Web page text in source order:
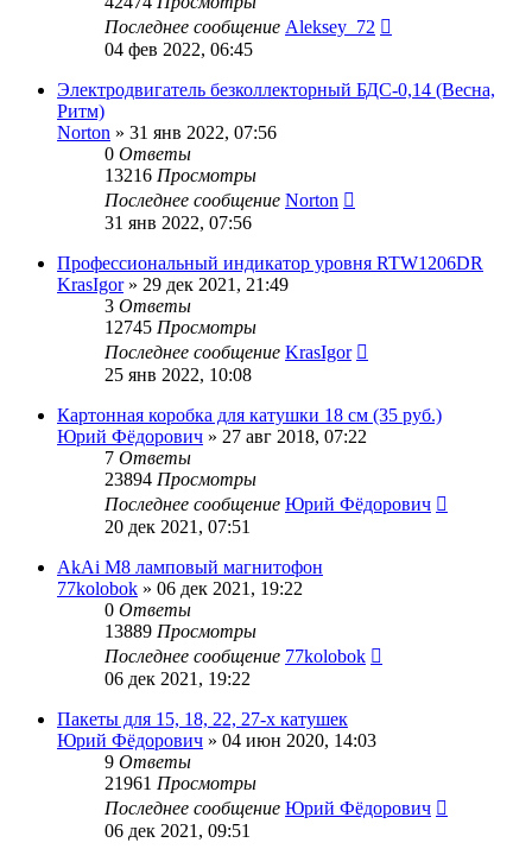
Последнее сообщение Aleksey_72
04 фев 2022, 06:45
Электродвигатель безколлекторный БДС-0,14 (Весна,
Ритм)
Norton » 31 янв 2022, 07:56
0 Ответы
13216 Просмотры
Последнее сообщение Norton
31 янв 2022, 07:56
Профессиональный индикатор уровня RTW1206DR
KrasIgor» 29 дек 2021, 21:49
3 Ответы
12745 Просмотры
Последнее сообщение KrasIgor
25 янв 2022, 10:08
Картонная коробка для катушки 18 см (35 руб.)
Юрий Фёдорович » 27 авг 2018, 07:22
7 Ответы
23894 Просмотры
Последнее сообщение Юрий Фёдорович
20 дек 2021, 07:51
AkAi M8 ламповый магнитофон
77kolobok » 06 дек 2021, 19:22
0 Ответы
13889 Просмотры
Последнее сообщение 77kolobok
06 дек 2021, 19:22
Пакеты для 15, 18, 22, 27-х катушек
Юрий Фёдорович » 04 июн 2020, 14:03
9 Ответы
21961 Просмотры
Последнее сообщение Юрий Фёдорович
06 дек 2021, 09:51